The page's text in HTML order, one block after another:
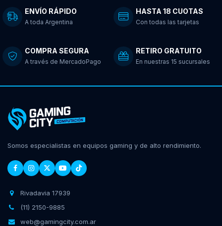
ENVÍO RÁPIDO
A toda Argentina
HASTA 18 CUOTAS
Con todas las tarjetas
COMPRA SEGURA
A través de MercadoPago
RETIRO GRATUITO
En nuestras 15 sucursales
Somos especialistas en equipos gaming y de alto rendimiento.
Rivadavia 17939
(11) 2150-9885
web@gamingcity.com.ar